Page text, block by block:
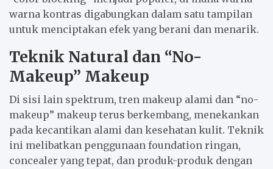
warna kontras digabungkan dalam satu tampilan
untuk menciptakan efek yang berani dan menarik.
Teknik Natural dan “No-
Makeup” Makeup
Di sisi lain spektrum, tren makeup alami dan “no-
makeup” makeup terus berkembang, menekankan
pada kecantikan alami dan kesehatan kulit. Teknik
ini melibatkan penggunaan foundation ringan,
concealer yang tepat, dan produk-produk dengan